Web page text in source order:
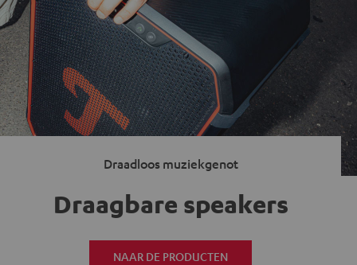
Draadloos muziekgenot
Draagbare speakers
NAAR DE PRODUCTEN